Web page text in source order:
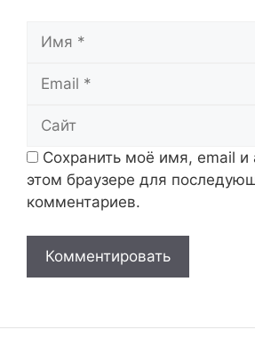
Сохранить моё имя, email и
этом браузере для
комментариев.